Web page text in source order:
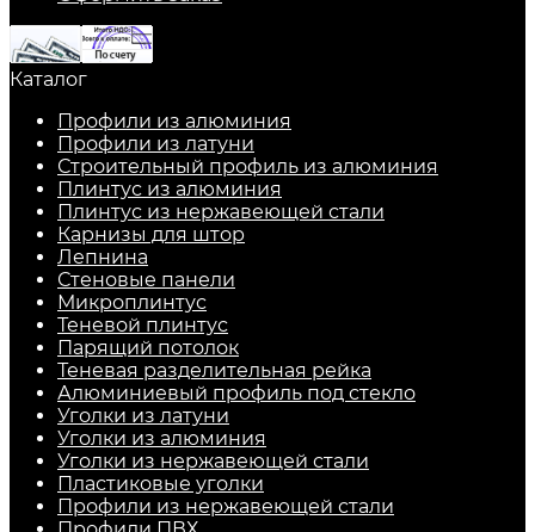
Каталог
Профили из алюминия
Профили из латуни
Строительный профиль из алюминия
Плинтус из алюминия
Плинтус из нержавеющей стали
Карнизы для штор
Лепнина
Стеновые панели
Микроплинтус
Теневой плинтус
Парящий потолок
Теневая разделительная рейка
Алюминиевый профиль под стекло
Уголки из латуни
Уголки из алюминия
Уголки из нержавеющей стали
Пластиковые уголки
Профили из нержавеющей стали